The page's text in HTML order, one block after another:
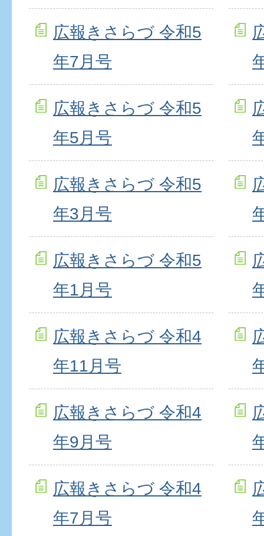
広報きさらづ 令和5
年7月号
広報きさらづ 令和5
年5月号
広報きさらづ 令和5
年3月号
広報きさらづ 令和5
年1月号
広報きさらづ 令和4
年11月号
広報きさらづ 令和4
年9月号
広報きさらづ 令和4
年7月号